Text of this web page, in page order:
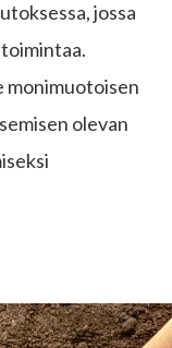
jossa
monimuotoisen
olevan